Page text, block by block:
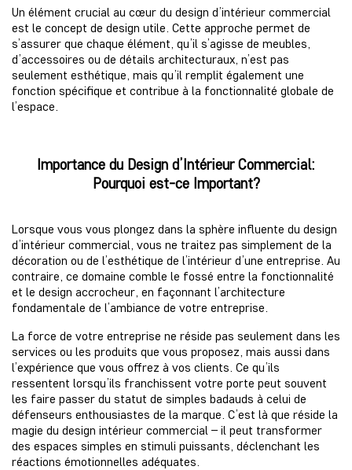
Un élément crucial au cœur du design d’intérieur commercial
est le concept de design utile. Cette approche permet de
s’assurer que chaque élément, qu’il s’agisse de meubles,
d’accessoires ou de détails architecturaux, n’est pas
seulement esthétique, mais qu’il remplit également une
fonction spécifique et contribue à la fonctionnalité globale de
l’espace.
Importance du Design d’Intérieur Commercial:
Pourquoi est-ce Important?
Lorsque vous vous plongez dans la sphère influente du design
d’intérieur commercial, vous ne traitez pas simplement de la
décoration ou de l’esthétique de l’intérieur d’une entreprise. Au
contraire, ce domaine comble le fossé entre la fonctionnalité
et le design accrocheur, en façonnant l’architecture
fondamentale de l’ambiance de votre entreprise.
La force de votre entreprise ne réside pas seulement dans les
services ou les produits que vous proposez, mais aussi dans
l’expérience que vous offrez à vos clients. Ce qu’ils
ressentent lorsqu’ils franchissent votre porte peut souvent
les faire passer du statut de simples badauds à celui de
défenseurs enthousiastes de la marque. C’est là que réside la
magie du design intérieur commercial – il peut transformer
des espaces simples en stimuli puissants, déclenchant les
réactions émotionnelles adéquates.